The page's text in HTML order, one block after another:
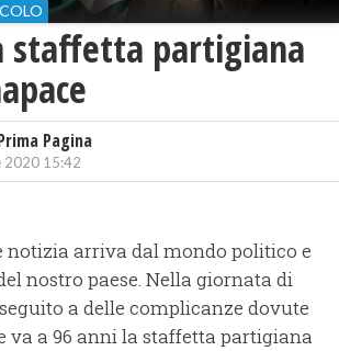
staffetta partigiana
Pagina
2020 15:42
notizia arriva dal mondo politico e
nostro paese. Nella giornata di
a delle complicanze dovute
va a 96 anni la staffetta partigiana